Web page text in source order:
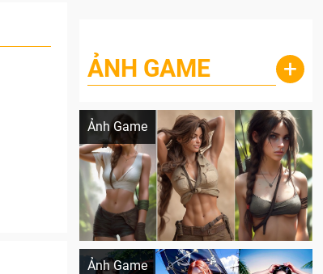
ẢNH GAME +
Ảnh Game
Lala Croft vừa nóng vừa xinh dưới nét vẽ
Ảnh Game
Khi AI Cosplay gái đẹp One Piece